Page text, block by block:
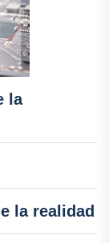
la
la realidad